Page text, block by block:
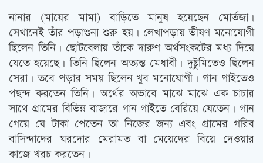
নানার (মায়ের মামা) বাড়িতে মানুষ হয়েছেন মোর্তজা।
সেখানেই তাঁর পড়াশুনা শুরু হয়। লেখাপড়ায় ভীষণ মনোযোগী
ছিলেন তিনি। ছোটবেলায় তাঁকে দারুণ অর্থসংকটের মধ্য দিয়ে
যেতে হয়েছে। তিনি ছিলেন অত্যন্ত মেধাবী। দুষ্টুমিতেও ছিলেন
সেরা। তবে পড়ার সময় ছিলেন খুব মনোযোগী। গান গাইতেও
পছন্দ করতেন তিনি। অর্থের অভাবে মাঝে মাঝে এক চাচার
সাথে গ্রামের বিভিন্ন বাজারে গান গাইতে বেরিয়ে যেতেন। গান
গেয়ে যে টাকা পেতেন তা নিজের জন্য এবং গ্রামের গরিব
বাসিন্দাদের ঘরদোর মেরামত বা মেয়েদের বিয়ে দেওয়ার
কাজে খরচ করতেন।